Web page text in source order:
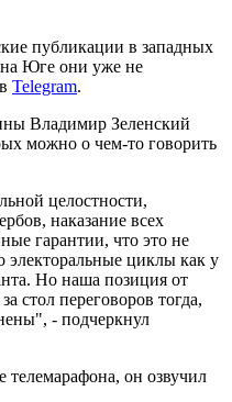
публикации в западных
Юге они уже не
Telegram.
Владимир Зеленский
можно о чем-то говорить
целостности,
наказание всех
гарантии, что это не
электоральные циклы как у
Но наша позиция от
стол переговоров тогда,
- подчеркнул
телемарафона, он озвучил